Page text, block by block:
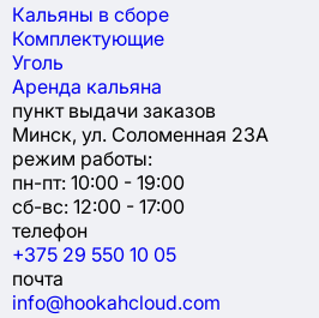
Кальяны в сборе
Комплектующие
Уголь
Аренда кальяна
пункт выдачи заказов
Минск, ул. Соломенная 23А
режим работы:
пн-пт: 10:00 - 19:00
сб-вс: 12:00 - 17:00
телефон
+375 29 550 10 05
почта
info@hookahcloud.com